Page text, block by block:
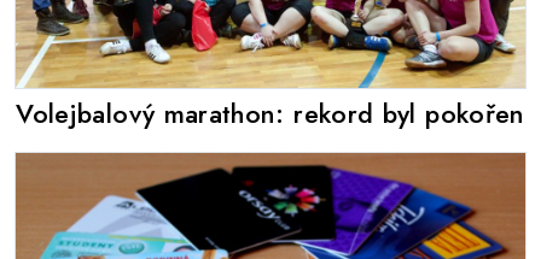
Volejbalový marathon: rekord byl pokořen